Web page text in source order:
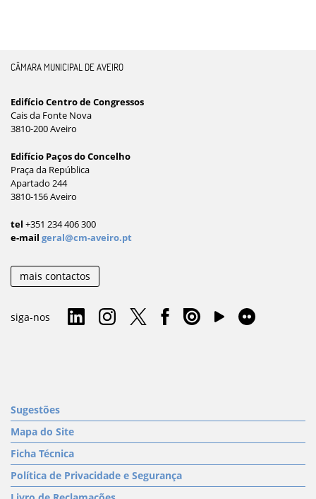
CÂMARA MUNICIPAL DE AVEIRO
Edifício Centro de Congressos
Cais da Fonte Nova
3810-200 Aveiro
Edifício Paços do Concelho
Praça da República
Apartado 244
3810-156 Aveiro
tel +351 234 406 300
e-mail geral@cm-aveiro.pt
mais contactos
siga-nos
Sugestões
Mapa do Site
Ficha Técnica
Política de Privacidade e Segurança